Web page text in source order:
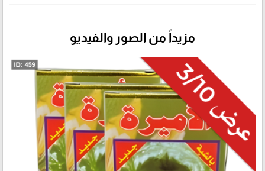
مزيداً من الصور والفيديو